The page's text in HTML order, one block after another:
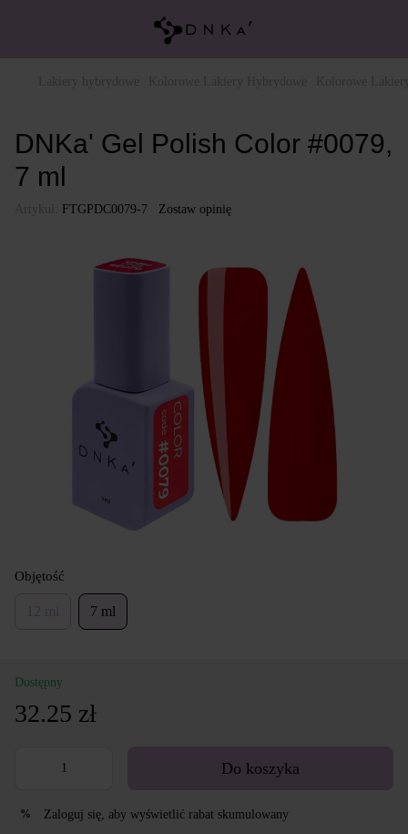
DNKa' Gel Polish Color #0079,
7 ml
FTGPDC0079-7 Zostaw opinię
Objętość
7 ml
Dostępny
32.25 zł
Do koszyka
% Zaloguj się , aby wyświetlić rabat skumulowany